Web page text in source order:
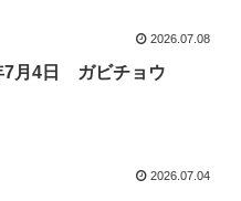
2026.07.08
7月4日 ガビチョウ
2026.07.04